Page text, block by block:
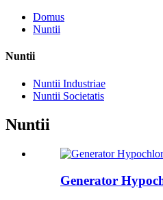
Domus
Nuntii
Nuntii
Nuntii Industriae
Nuntii Societatis
Nuntii
Generator